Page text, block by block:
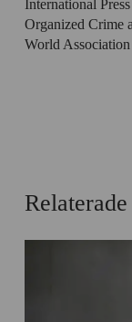
International
Organized Crime
World